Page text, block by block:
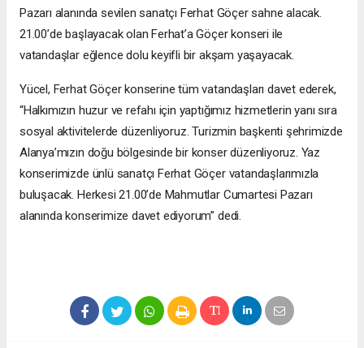
Pazarı alanında sevilen sanatçı Ferhat Göçer sahne alacak.
21.00’de başlayacak olan Ferhat’a Göçer konseri ile
vatandaşlar eğlence dolu keyifli bir akşam yaşayacak.
Yücel, Ferhat Göçer konserine tüm vatandaşları davet ederek,
“Halkımızın huzur ve refahı için yaptığımız hizmetlerin yanı sıra
sosyal aktivitelerde düzenliyoruz. Turizmin başkenti şehrimizde
Alanya’mızın doğu bölgesinde bir konser düzenliyoruz. Yaz
konserimizde ünlü sanatçı Ferhat Göçer vatandaşlarımızla
buluşacak. Herkesi 21.00’de Mahmutlar Cumartesi Pazarı
alanında konserimize davet ediyorum” dedi.